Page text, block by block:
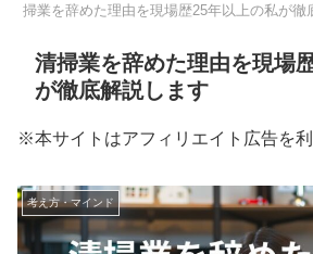
掃業を辞めた理由を現場歴25年以上の私が徹
清掃業を辞めた理由を現場
が徹底解説します
※本サイトはアフィリエイト広告を利
考え方・マインド